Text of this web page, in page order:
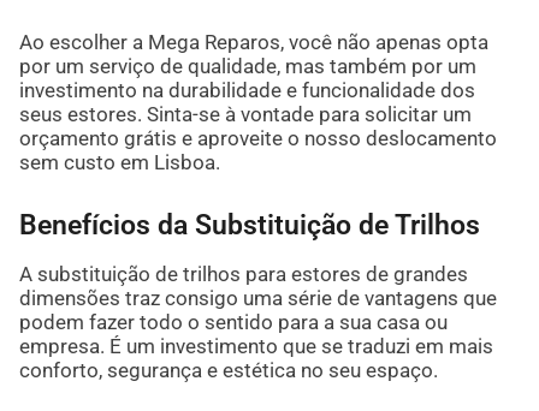
Ao escolher a Mega Reparos, você não apenas opta
por um serviço de qualidade, mas também por um
investimento na durabilidade e funcionalidade dos
seus estores. Sinta-se à vontade para solicitar um
orçamento grátis e aproveite o nosso deslocamento
sem custo em Lisboa.
Benefícios da Substituição de Trilhos
A substituição de trilhos para estores de grandes
dimensões traz consigo uma série de vantagens que
podem fazer todo o sentido para a sua casa ou
empresa. É um investimento que se traduzi em mais
conforto, segurança e estética no seu espaço.